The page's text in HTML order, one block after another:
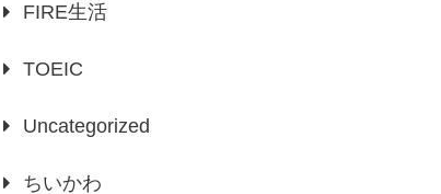
FIRE生活
TOEIC
Uncategorized
ちいかわ